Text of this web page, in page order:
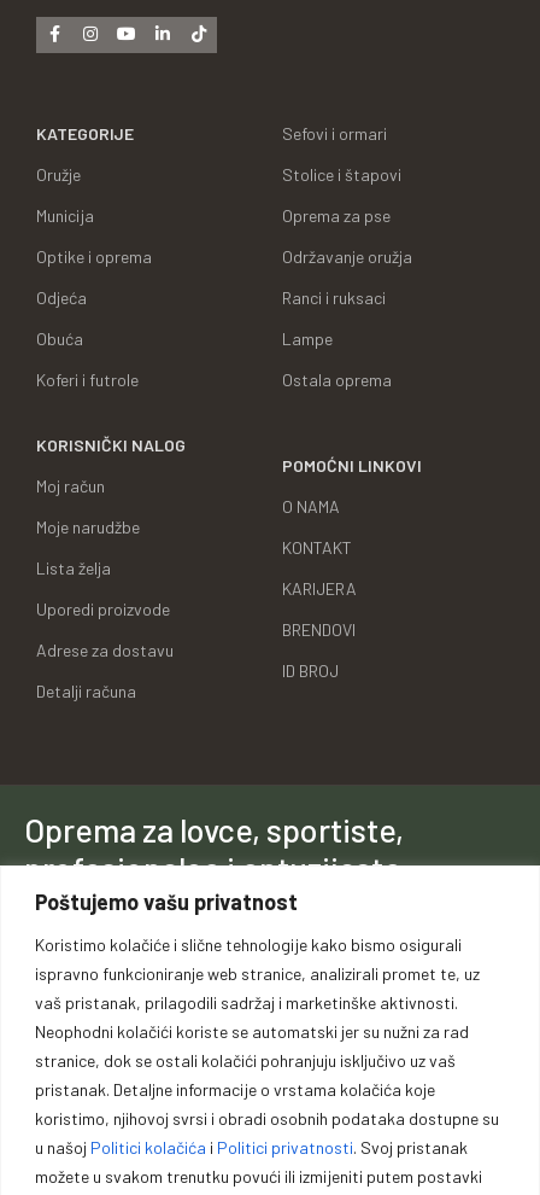
Poštujemo vašu privatnost
Koristimo kolačiće i slične tehnologije kako bismo osigurali
ispravno funkcioniranje web stranice, analizirali promet te, uz
vaš pristanak, prilagodili sadržaj i marketinške aktivnosti.
Neophodni kolačići koriste se automatski jer su nužni za rad
stranice, dok se ostali kolačići pohranjuju isključivo uz vaš
pristanak. Detaljne informacije o vrstama kolačića koje
koristimo, njihovoj svrsi i obradi osobnih podataka dostupne su
u našoj Politici kolačića i Politici privatnosti. Svoj pristanak
možete u svakom trenutku povući ili izmijeniti putem postavki
KATEGORIJE
Oružje
Municija
Optike i oprema
Odjeća
Obuća
Koferi i futrole
Sefovi i ormari
Stolice i štapovi
Oprema za pse
Održavanje oružja
Ranci i ruksaci
Lampe
Ostala oprema
KORISNIČKI NALOG
Moj račun
Moje narudžbe
Lista želja
Uporedi proizvode
Adrese za dostavu
Detalji računa
POMOĆNI LINKOVI
O NAMA
KONTAKT
KARIJERA
BRENDOVI
ID BROJ
Oprema za lovce, sportiste,
profesionalce i entuzijaste.
Vrhunska opremu za lovce, sportiste, profesionalce i entuzijaste. U
opremu za lov, sport outdoor aktivnosti.
Politika kolačića Politika privatnosti
Opći uvjeti poslovanja